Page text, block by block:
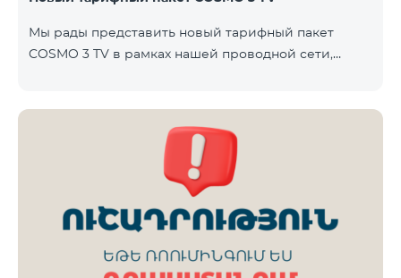
ТВ-приставки — доступ осуществляется через
приложение TeamTV Smart. Стоимость
Мы рады представить новый тарифный пакет
COSMO 3 TV в рамках нашей проводной сети,
городах Варденис и Гавар до 15 ноября 2025 года
включительно. В пакет COSMO 3 TV входит:
Интернет: скорость до 50 Мбит/с Телевидение: до
80 каналов через приложение TeamTV Smart
Фиксированная телефония: 180 минут на звонки
внутри фиксированной сети Team Телевизионная